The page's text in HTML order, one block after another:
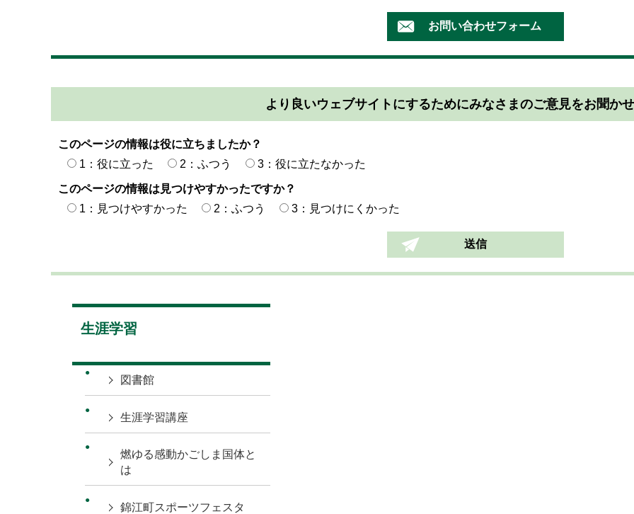
より良いウェブサイトにするためにみなさまのご意見をお聞か
このページの情報は役に立ちましたか？
1：役に立った
2：ふつう 3：役に立たなかった
このページの情報は見つけやすかったですか？
1：見つけやすかった
2：ふつう 3：見つけにくかった
生涯学習
図書館
生涯学習講座
燃ゆる感動かごしま国体と
は
錦江町スポーツフェスタ